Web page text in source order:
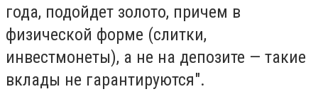
года, подойдет золото, причем в
физической форме (слитки,
инвестмонеты), а не на депозите — такие
вклады не гарантируются".